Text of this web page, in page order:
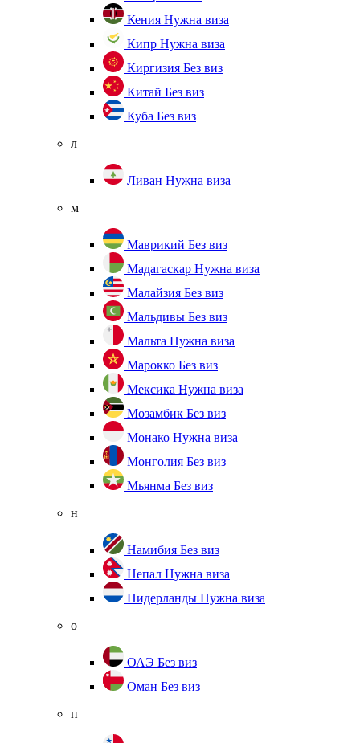
Кения Нужна виза
Кипр Нужна виза
Киргизия Без виз
Китай Без виз
Куба Без виз
л
Ливан Нужна виза
м
Маврикий Без виз
Мадагаскар Нужна виза
Малайзия Без виз
Мальдивы Без виз
Мальта Нужна виза
Марокко Без виз
Мексика Нужна виза
Мозамбик Без виз
Монако Нужна виза
Монголия Без виз
Мьянма Без виз
н
Намибия Без виз
Непал Нужна виза
Нидерланды Нужна виза
о
ОАЭ Без виз
Оман Без виз
п